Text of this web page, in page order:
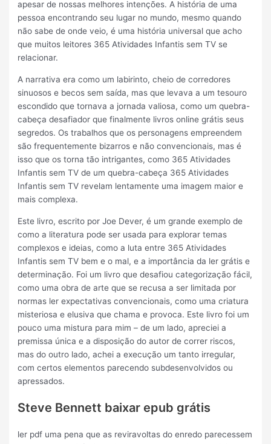
apesar de nossas melhores intenções. A história de uma
pessoa encontrando seu lugar no mundo, mesmo quando
não sabe de onde veio, é uma história universal que acho
que muitos leitores 365 Atividades Infantis sem TV se
relacionar.
A narrativa era como um labirinto, cheio de corredores
sinuosos e becos sem saída, mas que levava a um tesouro
escondido que tornava a jornada valiosa, como um quebra-
cabeça desafiador que finalmente livros online grátis seus
segredos. Os trabalhos que os personagens empreendem
são frequentemente bizarros e não convencionais, mas é
isso que os torna tão intrigantes, como 365 Atividades
Infantis sem TV de um quebra-cabeça 365 Atividades
Infantis sem TV revelam lentamente uma imagem maior e
mais complexa.
Este livro, escrito por Joe Dever, é um grande exemplo de
como a literatura pode ser usada para explorar temas
complexos e ideias, como a luta entre 365 Atividades
Infantis sem TV bem e o mal, e a importância da ler grátis e
determinação. Foi um livro que desafiou categorização fácil,
como uma obra de arte que se recusa a ser limitada por
normas ler expectativas convencionais, como uma criatura
misteriosa e elusiva que chama e provoca. Este livro foi um
pouco uma mistura para mim – de um lado, apreciei a
premissa única e a disposição do autor de correr riscos,
mas do outro lado, achei a execução um tanto irregular,
com certos elementos parecendo subdesenvolvidos ou
apressados.
Steve Bennett baixar epub grátis
ler pdf uma pena que as reviravoltas do enredo parecessem